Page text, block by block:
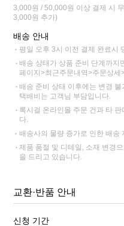
3,000원 / 50,000원 이상 결제 시
3,000원 추가)
배송 안내
평일 오후 3시 이전 결제 완료시
배송 상태가 상품 준비 단계까지
페이지>최근주문내역>주문상세
배송 준비 상태 이후에는 변경
택배비는 고객님 부담입니다.
록시걸 온라인몰 주문 건과 타
다.
배송사의 물량 증가로 인한 배송
제품 품절 및 디테일, 소재 변경
을 드리고 있습니다.
교환·반품 안내
신청 기간